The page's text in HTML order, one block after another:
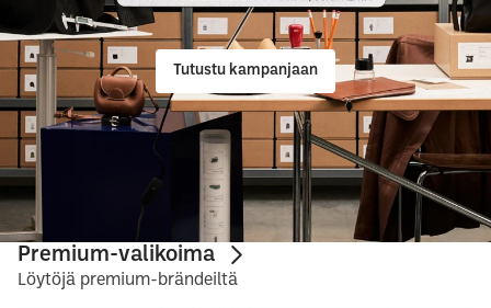
Tutustu kampanjaan
Premium-valikoima
Löytöjä premium-brändeiltä